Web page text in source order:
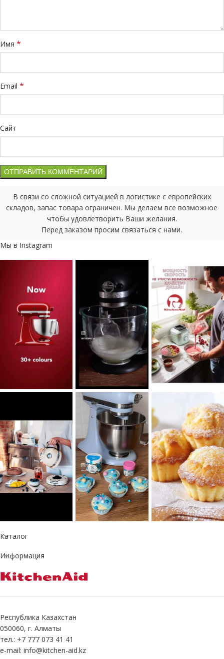
Имя *
Email *
Сайт
В связи со сложной ситуацией в логистике с европейских
складов, запас товара ограничен. Мы делаем все возможное
чтобы удовлетворить Ваши желания.
Перед заказом просим связаться с нами.
Мы в Instagram
Каталог
Информация
Республика Казахстан
050060, г. Алматы
тел.: +7 777 073 41 41
e-mail: info@kitchen-aid.kz